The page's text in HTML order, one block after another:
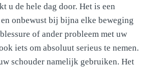
u de hele dag door. Het is een
onbewust bij bijna elke beweging
of ander probleem met uw
iets om absoluut serieus te nemen.
schouder namelijk gebruiken. Het